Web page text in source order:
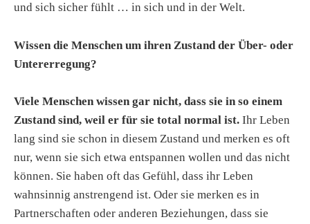
und sich sicher fühlt … in sich und in der Welt.
Wissen die Menschen um ihren Zustand der Über- oder
Untererregung?
Viele Menschen wissen gar nicht, dass sie in so einem
Zustand sind, weil er für sie total normal ist. Ihr Leben
lang sind sie schon in diesem Zustand und merken es oft
nur, wenn sie sich etwa entspannen wollen und das nicht
können. Sie haben oft das Gefühl, dass ihr Leben
wahnsinnig anstrengend ist. Oder sie merken es in
Partnerschaften oder anderen Beziehungen, dass sie